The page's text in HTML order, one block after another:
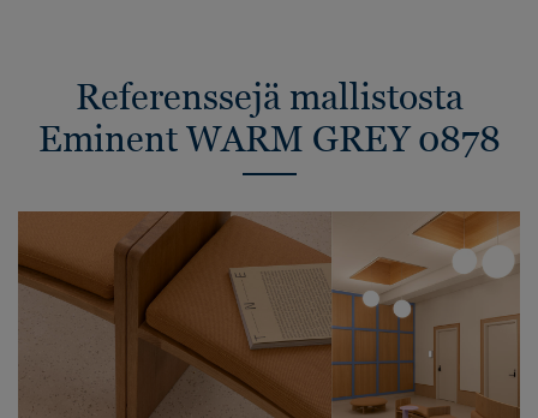
Referenssejä mallistosta
Eminent WARM GREY 0878